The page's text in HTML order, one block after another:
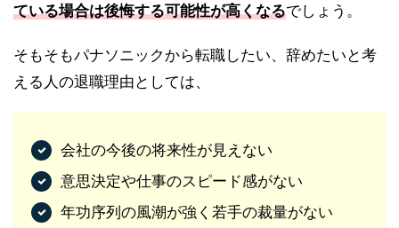
ている場合は後悔する可能性が高くなるでしょう。
そもそもパナソニックから転職したい、辞めたいと考
える人の退職理由としては、
会社の今後の将来性が見えない
意思決定や仕事のスピード感がない
年功序列の風潮が強く若手の裁量がない